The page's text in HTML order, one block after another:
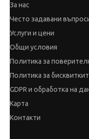
За нас
Често задавани
Услуги и цени
Общи условия
Политика за
Политика за
GDPR и обработка на
Карта
Контакти